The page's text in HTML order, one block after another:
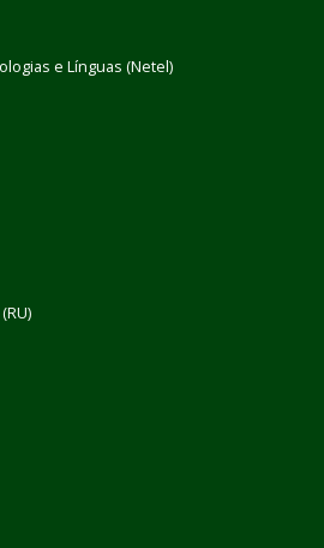
e Línguas (Netel)